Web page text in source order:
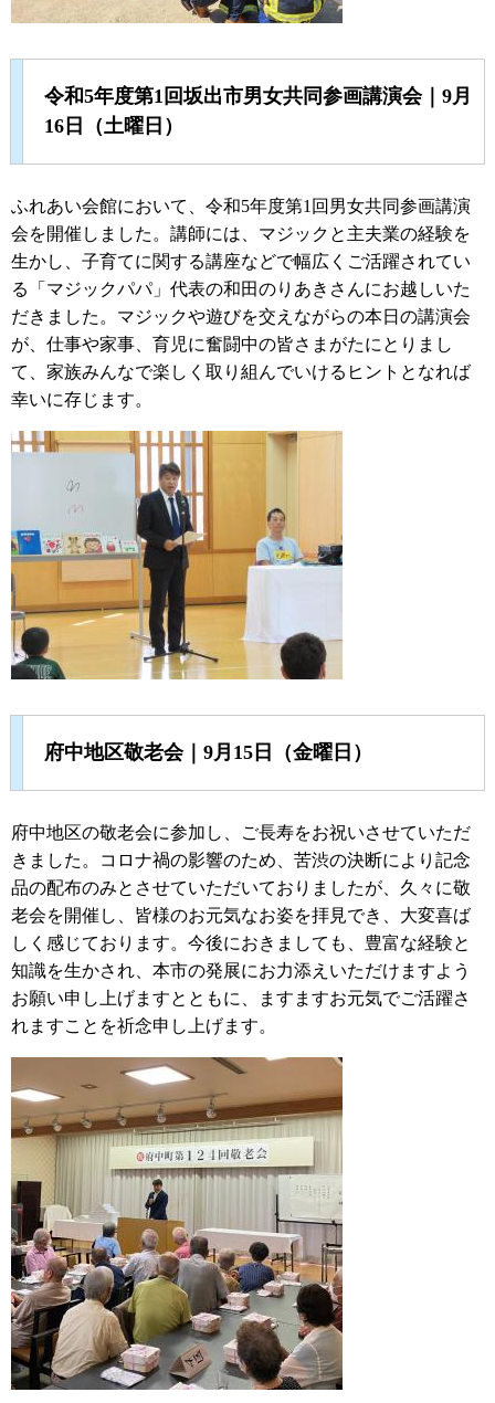
令和5年度第1回坂出市男女共同参画講演会｜9月
16日（土曜日）
ふれあい会館において、令和5年度第1回男女共同参画講演
会を開催しました。講師には、マジックと主夫業の経験を
生かし、子育てに関する講座などで幅広くご活躍されてい
る「マジックパパ」代表の和田のりあきさんにお越しいた
だきました。マジックや遊びを交えながらの本日の講演会
が、仕事や家事、育児に奮闘中の皆さまがたにとりまし
て、家族みんなで楽しく取り組んでいけるヒントとなれば
幸いに存じます。
府中地区敬老会｜9月15日（金曜日）
府中地区の敬老会に参加し、ご長寿をお祝いさせていただ
きました。コロナ禍の影響のため、苦渋の決断により記念
品の配布のみとさせていただいておりましたが、久々に敬
老会を開催し、皆様のお元気なお姿を拝見でき、大変喜ば
しく感じております。今後におきましても、豊富な経験と
知識を生かされ、本市の発展にお力添えいただけますよう
お願い申し上げますとともに、ますますお元気でご活躍さ
れますことを祈念申し上げます。